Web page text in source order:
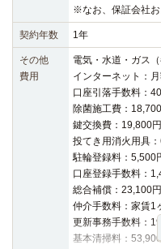
※なお、保証会社お
契約年数 1年
その他
費用
電気・水道・ガス
インターネット：
口座引落手数料：
除菌施工費：
鍵交換費：19,800
投てき用消火用具
駐輪登録料：5,500
口座登録手数料：
総合補償：23,100
仲介手数料：家賃
更新事務手数料：
基本清掃料：